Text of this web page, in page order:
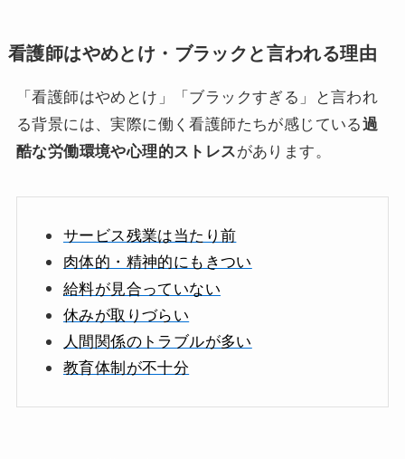
看護師はやめとけ・ブラックと言われる理由
「看護師はやめとけ」「ブラックすぎる」と言われ
る背景には、実際に働く看護師たちが感じている過
酷な労働環境や心理的ストレスがあります。
サービス残業は当たり前
肉体的・精神的にもきつい
給料が見合っていない
休みが取りづらい
人間関係のトラブルが多い
教育体制が不十分